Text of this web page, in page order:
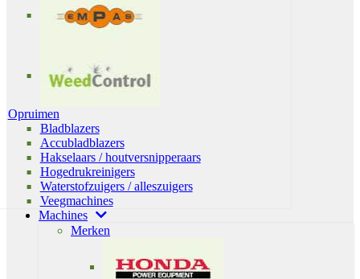
Opruimen
Bladblazers
Accubladblazers
Hakselaars / houtversnipperaars
Hogedrukreinigers
Waterstofzuigers / alleszuigers
Veegmachines
Machines
Merken